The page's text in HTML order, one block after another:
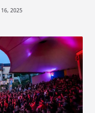
16, 2025